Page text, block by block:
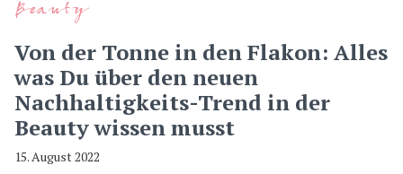
Beauty
Von der Tonne in den Flakon: Alles
was Du über den neuen
Nachhaltigkeits-Trend in der
Beauty wissen musst
15. August 2022